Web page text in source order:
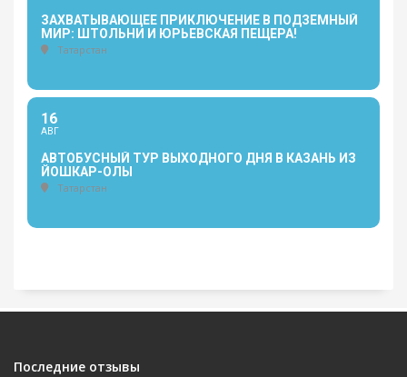
ЗАХВАТЫВАЮЩЕЕ ПРИКЛЮЧЕНИЕ В ПОДЗЕМНЫЙ
МИР: ШТОЛЬНИ И ЮРЬЕВСКАЯ ПЕЩЕРА!
Татарстан
16
АВГ
АВТОБУСНЫЙ ТУР ВЫХОДНОГО ДНЯ В КАЗАНЬ ИЗ
ЙОШКАР-ОЛЫ
Татарстан
Последние отзывы